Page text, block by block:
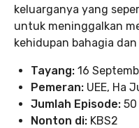
keluarganya yang
untuk meninggalkan
kehidupan bahagia
Tayang: 16
Pemeran: UEE, Ha
Jumlah Episode: 50
Nonton di: KBS2